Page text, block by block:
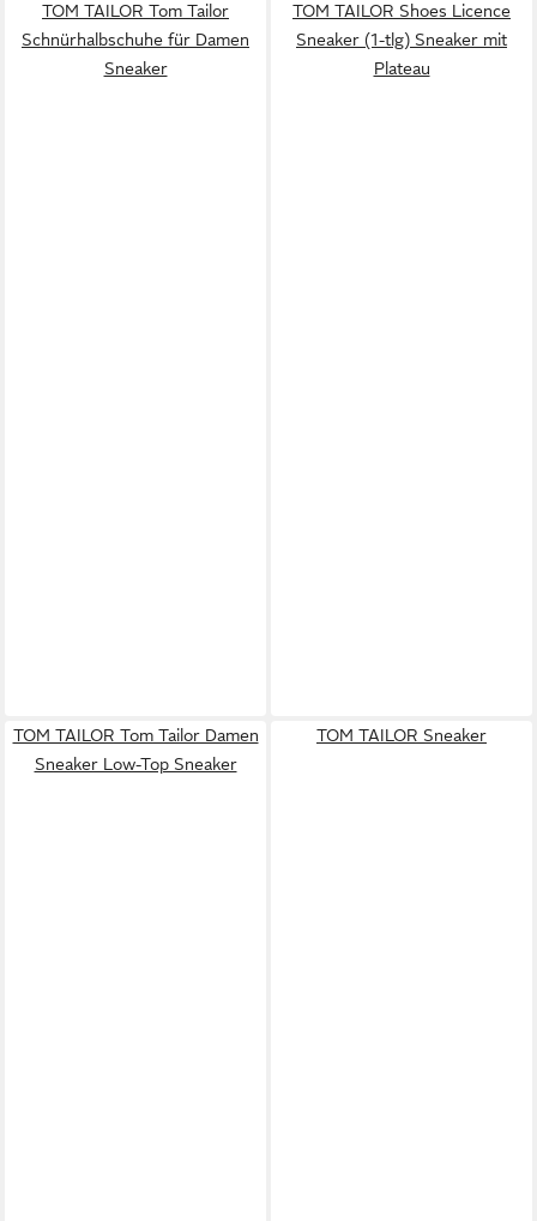
TOM TAILOR Tom Tailor
Schnürhalbschuhe für Damen
Sneaker
TOM TAILOR Shoes Licence
Sneaker (1-tlg) Sneaker mit
Plateau
TOM TAILOR Tom Tailor Damen
Sneaker Low-Top Sneaker
TOM TAILOR Sneaker